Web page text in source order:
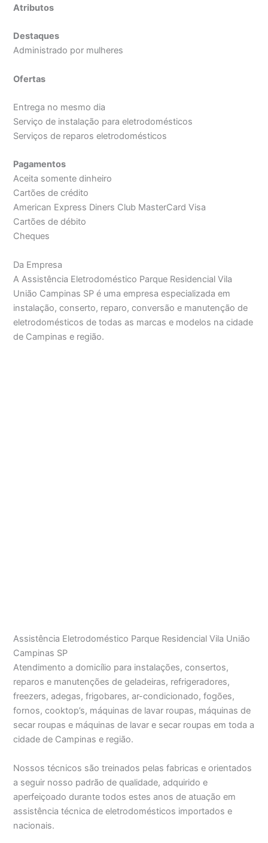
Atributos
Destaques
Administrado por mulheres
Ofertas
Entrega no mesmo dia
Serviço de instalação para eletrodomésticos
Serviços de reparos eletrodomésticos
Pagamentos
Aceita somente dinheiro
Cartões de crédito
American Express Diners Club MasterCard Visa
Cartões de débito
Cheques
Da Empresa
A Assistência Eletrodoméstico Parque Residencial Vila
União Campinas SP é uma empresa especializada em
instalação, conserto, reparo, conversão e manutenção de
eletrodomésticos de todas as marcas e modelos na cidade
de Campinas e região.
Assistência Eletrodoméstico Parque Residencial Vila União
Campinas SP
Atendimento a domicílio para instalações, consertos,
reparos e manutenções de geladeiras, refrigeradores,
freezers, adegas, frigobares, ar-condicionado, fogões,
fornos, cooktop’s, máquinas de lavar roupas, máquinas de
secar roupas e máquinas de lavar e secar roupas em toda a
cidade de Campinas e região.
Nossos técnicos são treinados pelas fabricas e orientados
a seguir nosso padrão de qualidade, adquirido e
aperfeiçoado durante todos estes anos de atuação em
assistência técnica de eletrodomésticos importados e
nacionais.